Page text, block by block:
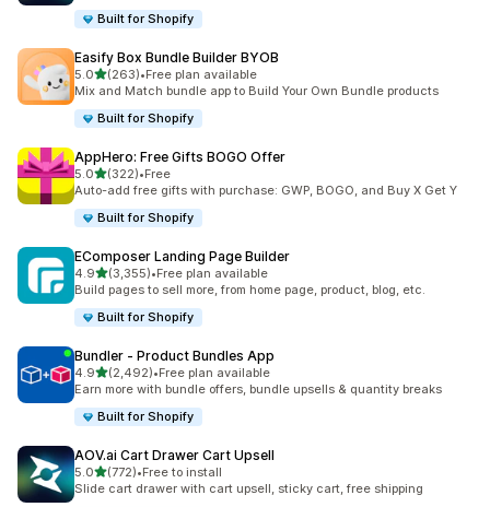
Built for Shopify
Easify Box Bundle Builder BYOB
5.0เต็ม 5 ดาว
(263)
ทั้งหมด 263 รีวิว
•Free plan available
Mix and Match bundle app to Build Your Own Bundle products
Built for Shopify
AppHero: Free Gifts BOGO Offer
5.0เต็ม 5 ดาว
(322)
ทั้งหมด 322 รีวิว
•Free
Auto-add free gifts with purchase: GWP, BOGO, and Buy X Get Y
Built for Shopify
EComposer Landing Page Builder
4.9เต็ม 5 ดาว
(3,355)
ทั้งหมด 3355 รีวิว
•Free plan available
Build pages to sell more, from home page, product, blog, etc.
Built for Shopify
Bundler ‑ Product Bundles App
4.9เต็ม 5 ดาว
(2,492)
ทั้งหมด 2492 รีวิว
•Free plan available
Earn more with bundle offers, bundle upsells & quantity breaks
Built for Shopify
AOV.ai Cart Drawer Cart Upsell
5.0เต็ม 5 ดาว
(772)
ทั้งหมด 772 รีวิว
•Free to install
Slide cart drawer with cart upsell, sticky cart, free shipping